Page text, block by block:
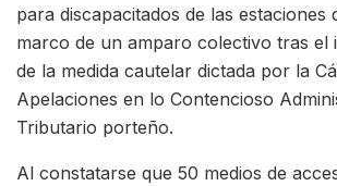
para discapacitados de las estaciones
marco de un amparo colectivo tras el
de la medida cautelar dictada por la
Apelaciones en lo Contencioso
Tributario porteño.
Al constatarse que 50 medios de